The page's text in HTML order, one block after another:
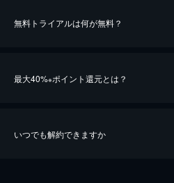
無料トライアルは何が無料？
最大40%※ポイント還元とは？
いつでも解約できますか